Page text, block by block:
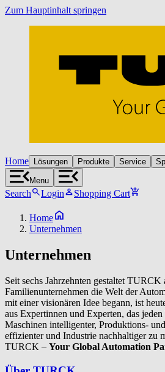
Zum Hauptinhalt springen
Home Lösungen Produkte Service
Menu
Search Login Shopping Cart
Home
Unternehmen
Unternehmen
Seit sechs Jahrzehnten gestaltet TURCK
Familienunternehmen die Welt der
mit einer visionären Idee begann, ist
aus Expertinnen und Experten, das jeden
Maschinen intelligenter, Produktions‑
effizienter und Industrie nachhaltiger zu
TURCK – Your Global Automation